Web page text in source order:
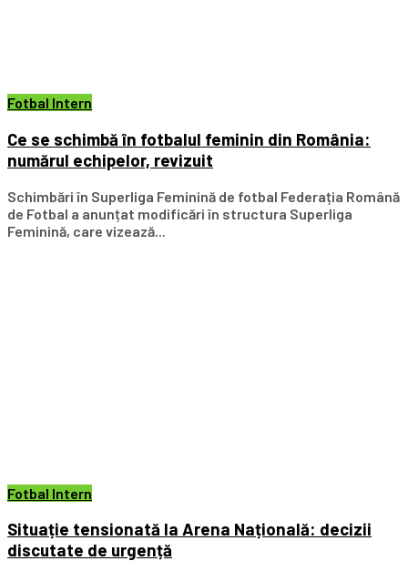
Fotbal Intern
Ce se schimbă în fotbalul feminin din România:
numărul echipelor, revizuit
Schimbări în Superliga Feminină de fotbal Federația Română
de Fotbal a anunțat modificări în structura Superliga
Feminină, care vizează...
Fotbal Intern
Situație tensionată la Arena Națională: decizii
discutate de urgență